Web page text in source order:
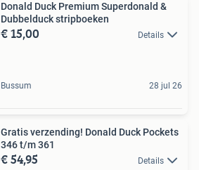
Donald Duck Premium Superdonald &
Dubbelduck stripboeken
€ 15,00 Details
Bussum 28 jul 26
Gratis verzending! Donald Duck Pockets
346 t/m 361
€ 54,95 Details